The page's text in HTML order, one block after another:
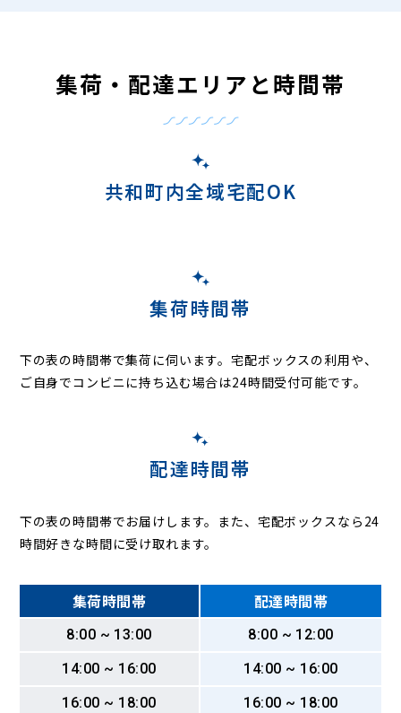
集荷・配達エリアと時間帯
共和町内全域宅配OK
集荷時間帯
下の表の時間帯で集荷に伺います。宅配ボックスの利用や、
ご自身でコンビニに持ち込む場合は24時間受付可能です。
配達時間帯
下の表の時間帯でお届けします。また、宅配ボックスなら24
時間好きな時間に受け取れます。
集荷時間帯 配達時間帯
8:00 ~ 13:00
8:00 ~ 12:00
14:00 ~ 16:00
14:00 ~ 16:00
16:00 ~ 18:00
16:00 ~ 18:00